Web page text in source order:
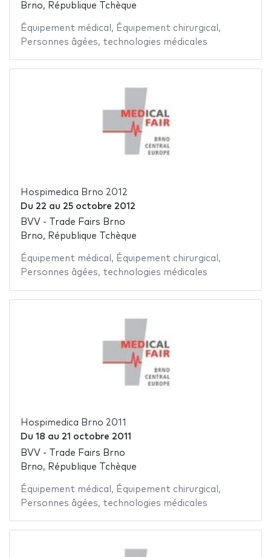
Brno, République Tchèque
Équipement médical , Équipement chirurgical ,
Personnes âgées, technologies médicales
Hospimedica Brno 2012
Du 22 au 25 octobre 2012
BVV - Trade Fairs Brno
Brno, République Tchèque
Équipement médical , Équipement chirurgical ,
Personnes âgées, technologies médicales
Hospimedica Brno 2011
Du 18 au 21 octobre 2011
BVV - Trade Fairs Brno
Brno, République Tchèque
Équipement médical , Équipement chirurgical ,
Personnes âgées, technologies médicales